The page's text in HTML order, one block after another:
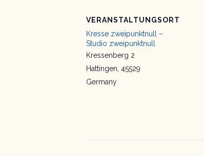
VERANSTALTUNGSORT
Kresse zweipunktnull –
Studio zweipunktnull
Kressenberg 2
Hattingen 45529
Germany